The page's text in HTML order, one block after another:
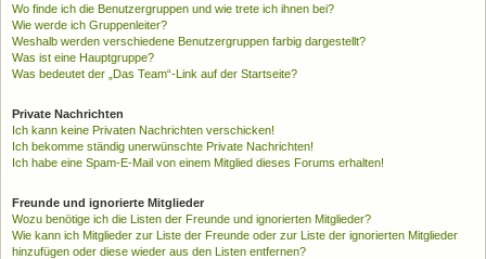
Wo finde ich die Benutzergruppen und wie trete ich ihnen bei?
Wie werde ich Gruppenleiter?
Weshalb werden verschiedene Benutzergruppen farbig dargestellt?
Was ist eine Hauptgruppe?
Was bedeutet der „Das Team“-Link auf der Startseite?
Private Nachrichten
Ich kann keine Privaten Nachrichten verschicken!
Ich bekomme ständig unerwünschte Private Nachrichten!
Ich habe eine Spam-E-Mail von einem Mitglied dieses Forums erhalten!
Freunde und ignorierte Mitglieder
Wozu benötige ich die Listen der Freunde und ignorierten Mitglieder?
Wie kann ich Mitglieder zur Liste der Freunde oder zur Liste der ignorierten Mitglieder
hinzufügen oder diese wieder aus den Listen entfernen?